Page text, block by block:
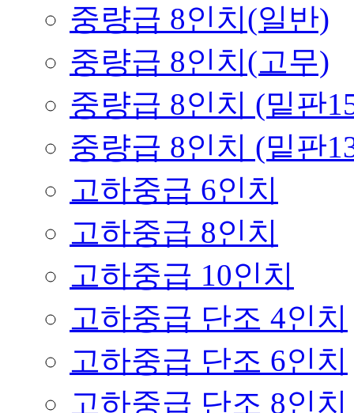
중량급 8인치(일반)
중량급 8인치(고무)
중량급 8인치 (밑판
중량급 8인치 (밑판
고하중급 6인치
고하중급 8인치
고하중급 10인치
고하중급 단조 4인치
고하중급 단조 6인치
고하중급 단조 8인치